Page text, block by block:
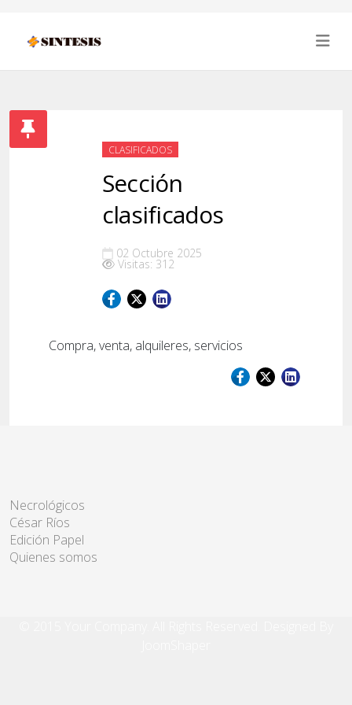
CLASIFICADOS
Sección
clasificados
02 Octubre 2025
Visitas: 312
Compra, venta, alquileres, servicios
Necrológicos
César Ríos
Edición Papel
Quienes somos